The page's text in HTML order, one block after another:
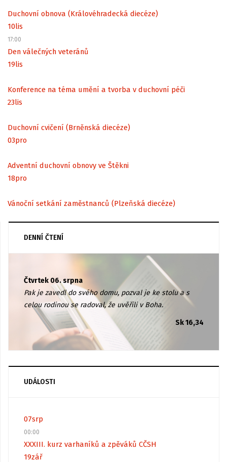
Duchovní obnova (Královéhradecká diecéze)
10lis
17:00
Den válečných veteránů
19lis
Konference na téma umění a tvorba v duchovní péči
23lis
Duchovní cvičení (Brněnská diecéze)
03pro
Adventní duchovní obnovy ve Štěkni
18pro
Vánoční setkání zaměstnanců (Plzeňská diecéze)
DENNÍ ČTENÍ
Čtvrtek 06. srpna
Pak je zavedl do svého domu, pozval je ke stolu a s
celou rodinou se radoval, že uvěřili v Boha.
Sk 16,34
UDÁLOSTI
07srp
00:00
XXXIII. kurz varhaníků a zpěváků CČSH
19zář